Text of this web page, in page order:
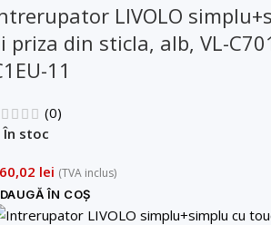
LIVOLO
priza din sticla, alb, VL-
11
(0)
În stoc
lei (TVA inclus)
ÎN COȘ